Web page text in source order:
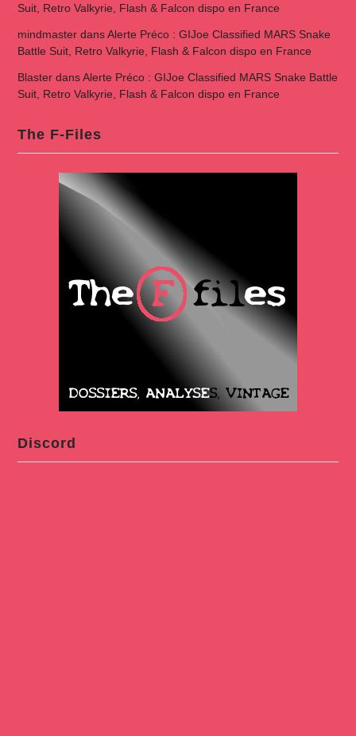
Suit, Retro Valkyrie, Flash & Falcon dispo en France
mindmasterdansAlerte Préco : GIJoe Classified MARS Snake
Battle Suit, Retro Valkyrie, Flash & Falcon dispo en France
BlasterdansAlerte Préco : GIJoe Classified MARS Snake Battle
Suit, Retro Valkyrie, Flash & Falcon dispo en France
The F-Files
Discord